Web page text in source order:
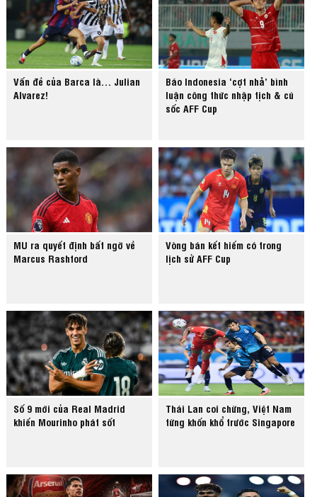
Vấn đề của Barca là… Julian
Alvarez!
Báo Indonesia ‘cợt nhả’ bình
luận công thức nhập tịch & cú
sốc AFF Cup
MU ra quyết định bất ngờ về
Marcus Rashford
Vòng bán kết hiếm có trong
lịch sử AFF Cup
Số 9 mới của Real Madrid
khiến Mourinho phát sốt
Thái Lan coi chừng, Việt Nam
từng khốn khổ trước Singapore